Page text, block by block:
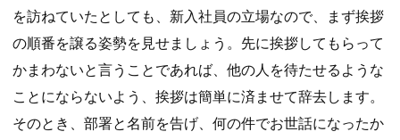
を訪ねていたとしても、新入社員の立場なので、まず挨拶
の順番を譲る姿勢を見せましょう。先に挨拶してもらって
かまわないと言うことであれば、他の人を待たせるような
ことにならないよう、挨拶は簡単に済ませて辞去します。
そのとき、部署と名前を告げ、何の件でお世話になったか